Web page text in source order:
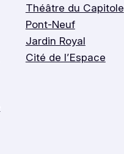
Théâtre du Capitole
Pont-Neuf
Jardin Royal
Cité de l’Espace